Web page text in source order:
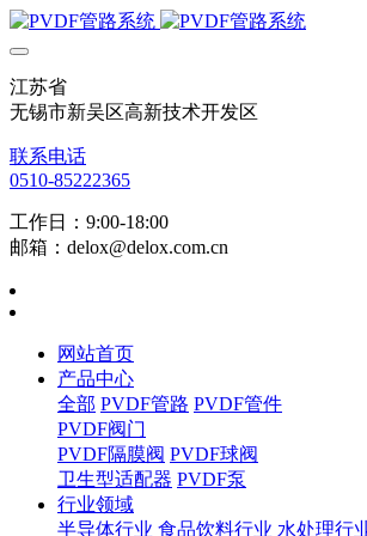
江苏省
无锡市新吴区高新技术开发区
联系电话
0510-85222365
工作日：9:00-18:00
邮箱：delox@delox.com.cn
网站首页
产品中心
全部 PVDF管路 PVDF管件
PVDF阀门
PVDF隔膜阀 PVDF球阀
卫生型适配器 PVDF泵
行业领域
半导体行业 食品饮料行业 水处理行